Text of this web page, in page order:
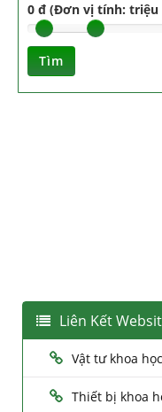
0 đ (Đơn vị tính: triệu
Tìm
Liên Kết
Vật tư khoa học
Thiết bị khoa